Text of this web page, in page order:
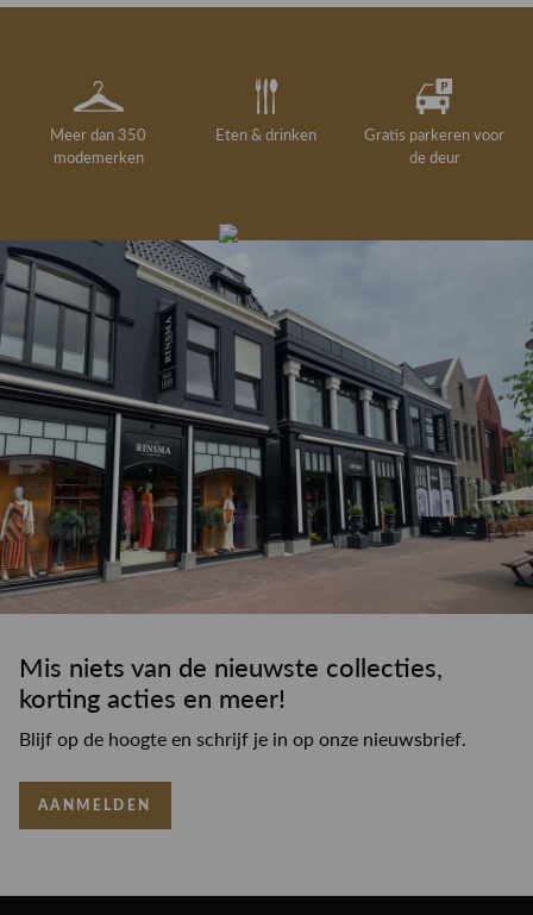
Meer dan 350
modemerken
Eten & drinken
Gratis parkeren voor
de deur
drankje
Gratis retourneren in
de winkel
Deskundig
kledingadvies
Mis niets van de nieuwste collecties,
korting acties en meer!
Blijf op de hoogte en schrijf je in op onze nieuwsbrief.
AANMELDEN